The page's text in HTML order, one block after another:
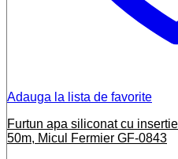
Adauga la lista de favorite
Furtun apa siliconat cu
50m, Micul Fermier GF-0843